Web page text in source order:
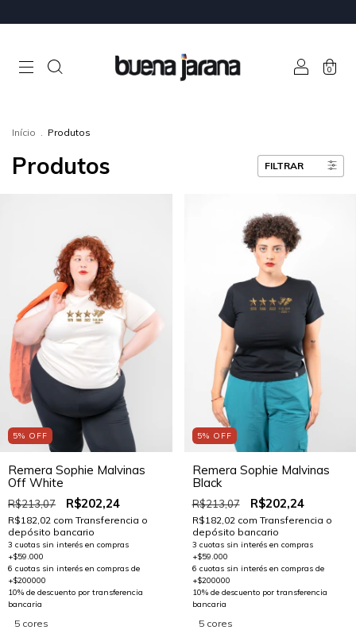
0
Início . Produtos
Produtos FILTRAR
5% OFF
Remera Sophie Malvinas
Off White
R$213,07 R$202,24
R$182,02 com Transferencia o
depósito bancario
5 cores
5% OFF
Remera Sophie Malvinas
Black
R$213,07 R$202,24
R$182,02 com Transferencia o
depósito bancario
5 cores